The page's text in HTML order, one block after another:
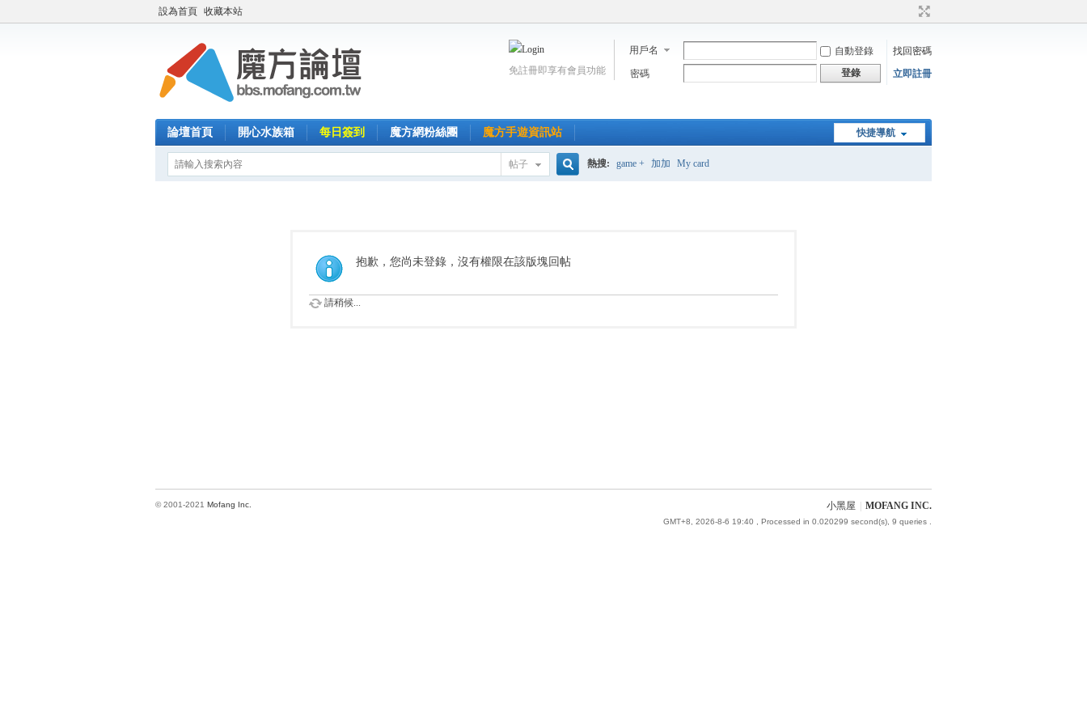
設為首頁 收藏本站
用戶名 自動登錄
找回密碼
密碼
登錄 立即註冊
免註冊即享有會員功能
快捷導航
論壇首頁 開心水族箱 每日簽到 魔方網粉絲團 魔方手遊資訊站
帖子
索
熱搜: game + 加加 My card
抱歉，您尚未登錄，沒有權限在該版塊回帖
請稍候...
小黑屋 MOFANG INC.
GMT+8, 2026-8-6 19:40 , Processed in 0.020299 second(s), 9 queries .
© 2001-2021 Mofang Inc.